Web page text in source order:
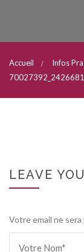
Accueil
Infos
LEAVE
Votre email ne